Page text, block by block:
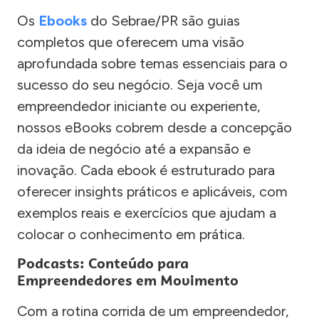
Os Ebooks do Sebrae/PR são guias
completos que oferecem uma visão
aprofundada sobre temas essenciais para o
sucesso do seu negócio. Seja você um
empreendedor iniciante ou experiente,
nossos eBooks cobrem desde a concepção
da ideia de negócio até a expansão e
inovação. Cada ebook é estruturado para
oferecer insights práticos e aplicáveis, com
exemplos reais e exercícios que ajudam a
colocar o conhecimento em prática.
Podcasts: Conteúdo para
Empreendedores em Movimento
Com a rotina corrida de um empreendedor,